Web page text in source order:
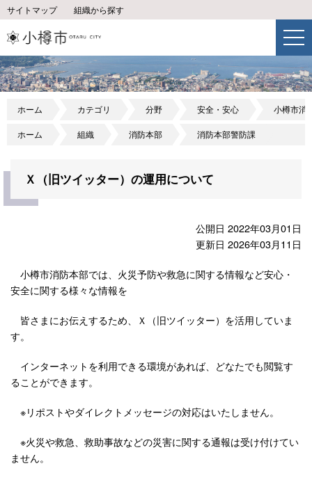
サイトマップ 組織から探す
ホーム カテゴリ 分野 安全・安心 小樽市消
ホーム 組織 消防本部 消防本部警防課
Ｘ（旧ツイッター）の運用について
公開日 2022年03月01日
更新日 2026年03月11日
小樽市消防本部では、火災予防や救急に関する情報など安心・
安全に関する様々な情報を
皆さまにお伝えするため、Ｘ（旧ツイッター）を活用していま
す。
インターネットを利用できる環境があれば、どなたでも閲覧す
ることができます。
※リポストやダイレクトメッセージの対応はいたしません。
※火災や救急、救助事故などの災害に関する通報は受け付けてい
ません。